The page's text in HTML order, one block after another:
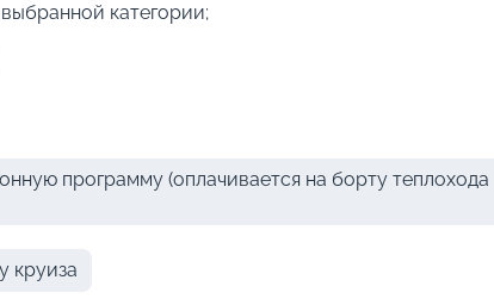
категории;
программу (оплачивается на борту теплохода
круиза